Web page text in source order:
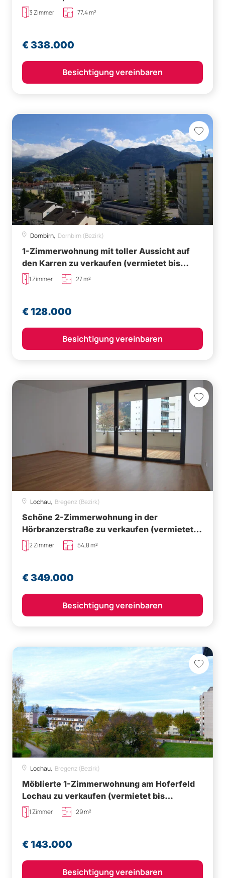
(bestandsfrei)
3 Zimmer 77,4 m²
€ 338.000
Besichtigung vereinbaren
Dornbirn, Dornbirn (Bezirk)
1-Zimmerwohnung mit toller Aussicht auf
den Karren zu verkaufen (vermietet bis
31.10.2027)
1 Zimmer 27 m²
€ 128.000
Besichtigung vereinbaren
Lochau, Bregenz (Bezirk)
Schöne 2-Zimmerwohnung in der
Hörbranzerstraße zu verkaufen (vermietet
bis 30.06.2027)
2 Zimmer 54,8 m²
€ 349.000
Besichtigung vereinbaren
Lochau, Bregenz (Bezirk)
Möblierte 1-Zimmerwohnung am Hoferfeld
Lochau zu verkaufen (vermietet bis
30.09.2028)
1 Zimmer 29 m²
€ 143.000
Besichtigung vereinbaren